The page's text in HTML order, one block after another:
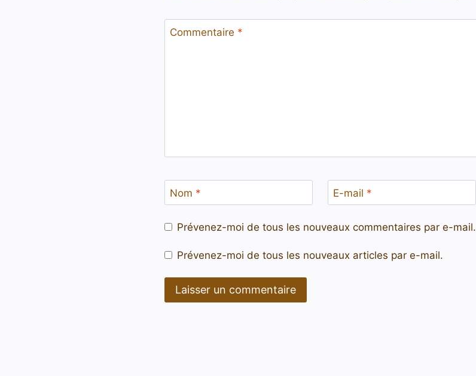
Commentaire *
Nom * E-mail *
Prévenez-moi de tous les nouveaux commentaires par e-mail.
Prévenez-moi de tous les nouveaux articles par e-mail.